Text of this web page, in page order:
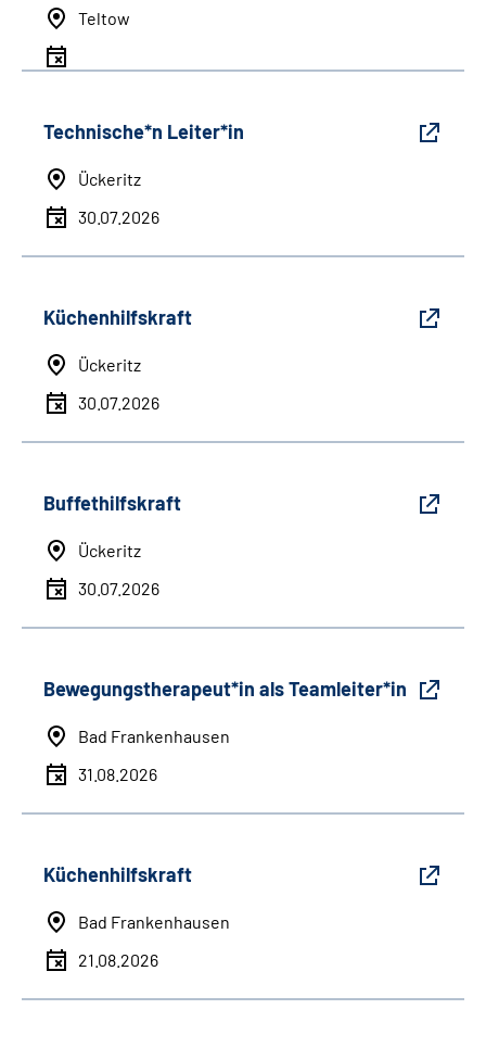
Teltow
Technische*n Leiter*in
Ückeritz
30.07.2026
Küchenhilfskraft
Ückeritz
30.07.2026
Buffethilfskraft
Ückeritz
30.07.2026
Bewegungstherapeut*in als Teamleiter*in
Bad Frankenhausen
31.08.2026
Küchenhilfskraft
Bad Frankenhausen
21.08.2026